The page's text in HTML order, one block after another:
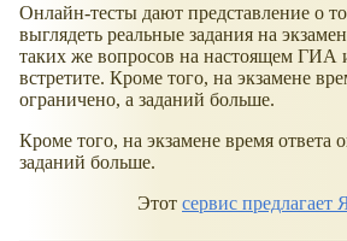
Онлайн-тесты дают представление о
выглядеть реальные задания на
таких же вопросов на настоящем
встретите. Кроме того, на экзамене
ограничено, а заданий больше.
Кроме того, на экзамене время ответа
заданий больше.
Этот сервис предлагает